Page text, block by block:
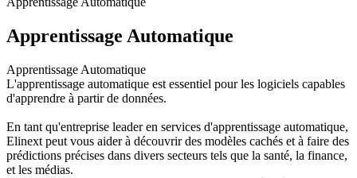
Apprentissage Automatique
Apprentissage Automatique
L'apprentissage automatique est essentiel pour les logiciels capables
d'apprendre à partir de données.
En tant qu'entreprise leader en services d'apprentissage automatique,
Elinext peut vous aider à découvrir des modèles cachés et à faire des
prédictions précises dans divers secteurs tels que la santé, la finance,
et les médias.